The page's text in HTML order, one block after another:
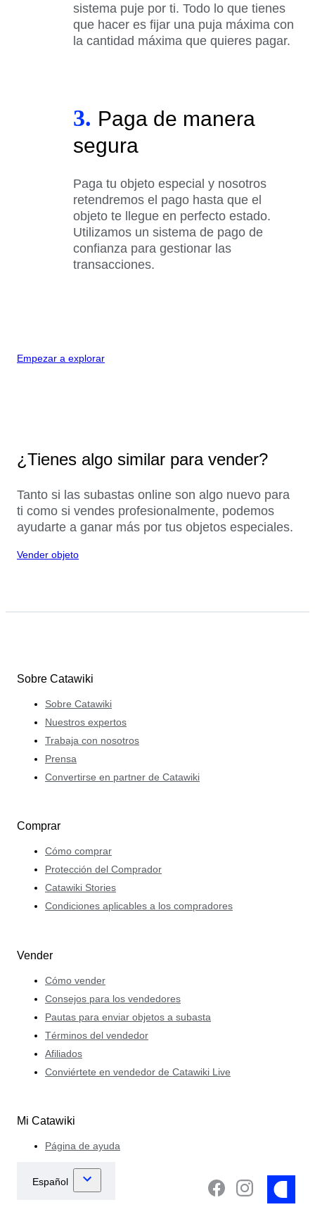
sistema puje por ti. Todo lo que tienes
que hacer es fijar una puja máxima con
la cantidad máxima que quieres pagar.
3. Paga de manera
segura
Paga tu objeto especial y nosotros
retendremos el pago hasta que el
objeto te llegue en perfecto estado.
Utilizamos un sistema de pago de
confianza para gestionar las
transacciones.
Empezar a explorar
¿Tienes algo similar para vender?
Tanto si las subastas online son algo nuevo para
ti como si vendes profesionalmente, podemos
ayudarte a ganar más por tus objetos especiales.
Vender objeto
Sobre Catawiki
Sobre Catawiki
Nuestros expertos
Trabaja con nosotros
Prensa
Convertirse en partner de Catawiki
Comprar
Cómo comprar
Protección del Comprador
Catawiki Stories
Condiciones aplicables a los compradores
Vender
Cómo vender
Consejos para los vendedores
Pautas para enviar objetos a subasta
Términos del vendedor
Afiliados
Conviértete en vendedor de Catawiki Live
Mi Catawiki
Página de ayuda